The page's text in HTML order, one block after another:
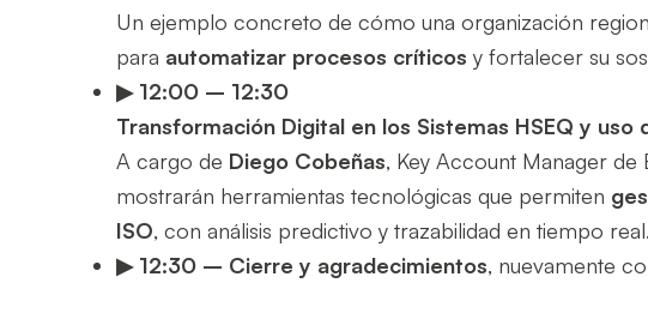
Un ejemplo concreto de cómo una organización
para automatizar procesos críticos y fortalecer su
▶ 12:00 – 12:30
Transformación Digital en los Sistemas HSEQ y uso
A cargo de Diego Cobeñas, Key Account Manager de
mostrarán herramientas tecnológicas que permiten
ISO, con análisis predictivo y trazabilidad en tiempo real.
▶ 12:30 – Cierre y agradecimientos, nuevamente